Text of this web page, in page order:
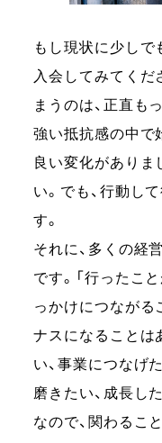
もし現状に少しで
入会してみてくだ
まうのは、正直も
強い抵抗感の中で
良い変化がありま
い。でも、行動し
す。
それに、多くの経
です。「行ったこ
っかけにつながる
ナスになることは
い、事業につなげ
磨きたい、成長し
なので、関わるこ